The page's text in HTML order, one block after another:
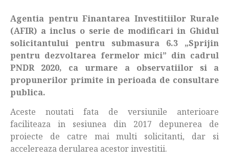
Agentia pentru Finantarea Investitiilor Rurale
(AFIR) a inclus o serie de modificari in Ghidul
solicitantului pentru submasura 6.3 „Sprijin
pentru dezvoltarea fermelor mici” din cadrul
PNDR 2020, ca urmare a observatiilor si a
propunerilor primite in perioada de consultare
publica.
Aceste noutati fata de versiunile anterioare
faciliteaza in sesiunea din 2017 depunerea de
proiecte de catre mai multi solicitanti, dar si
accelereaza derularea acestor investitii.